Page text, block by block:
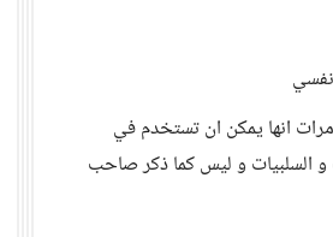
كتبت 10 مرات انها يمكن ان تستخدم في
و السلبيات و ليس كما ذكر صاحب